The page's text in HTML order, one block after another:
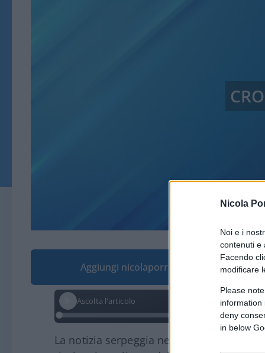
Nicola
Noi e i
contenuti e
Facendo
modificare
Please
information
deny
in below
Aggiungi nicolaporro.it alle tue fonti
Ascolta l'articolo
La notizia serpeggia nei quotidiani